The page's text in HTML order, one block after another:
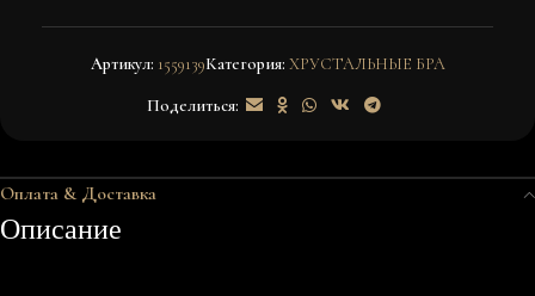
Артикул: 1559139Категория: ХРУСТАЛЬНЫЕ БРА
Поделиться:
Оплата & Доставка
Описание